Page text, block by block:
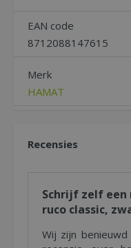
EAN code
8712088147615
Merk
HAMAT
Recensies
Schrijf zelf een
ruco classic,
Wij zijn